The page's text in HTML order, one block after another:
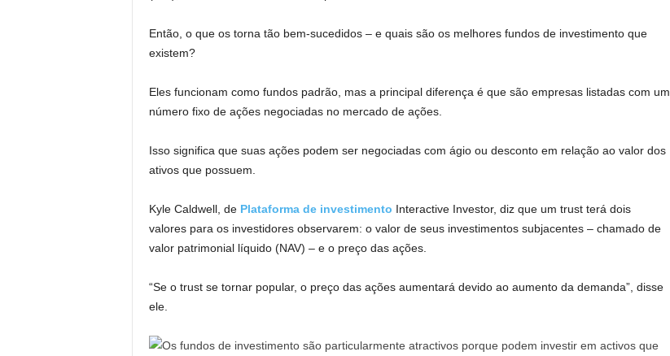
Então, o que os torna tão bem-sucedidos – e quais são os melhores fundos de investimento que
existem?
Eles funcionam como fundos padrão, mas a principal diferença é que são empresas listadas com um
número fixo de ações negociadas no mercado de ações.
Isso significa que suas ações podem ser negociadas com ágio ou desconto em relação ao valor dos
ativos que possuem.
Kyle Caldwell, de Plataforma de investimento Interactive Investor, diz que um trust terá dois
valores para os investidores observarem: o valor de seus investimentos subjacentes – chamado de
valor patrimonial líquido (NAV) – e o preço das ações.
“Se o trust se tornar popular, o preço das ações aumentará devido ao aumento da demanda”, disse
ele.